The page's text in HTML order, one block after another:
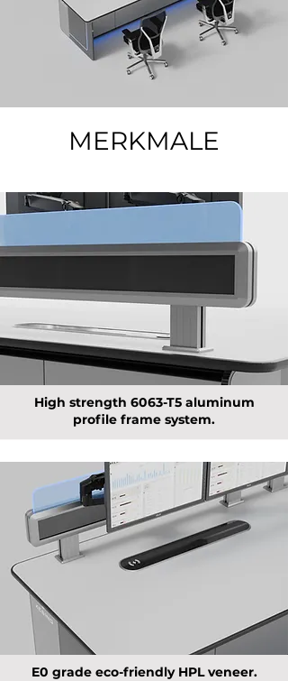
MERKMALE
High strength 6063-T5 aluminum
profile frame system.
E0 grade eco-friendly HPL veneer.